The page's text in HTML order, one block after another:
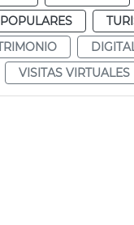
VISITAS VIRTUALES